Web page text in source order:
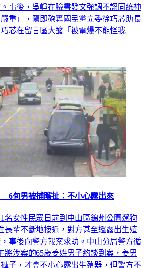
事後，吳崢在臉書發文強調不認同統神
重」，隨即砲轟國民黨立委徐巧芯助長
芯在留言區大酸「被電爆不能怪我
6旬男被捕瞎扯：不小心露出來
名女性民眾日前到中山區錦州公園遛狗
長輩不斷地接近，對方甚至還露出生殖
事後向警方報案求助。中山分局警方循
將涉案的65歲姜姓男子約談到案，姜男
子，才會不小心露出生殖器，但警方不